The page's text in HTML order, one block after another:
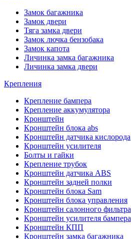
Замок багажника
Замок двери
Тяга замка двери
Замок лючка бензобака
Замок капота
Личинка замка багажника
Личинка замка двери
Крепления
Крепление бампера
Крепление аккумулятора
Кронштейн
Кронштейн блока abs
Кронштейн датчика кислорода
Кронштейн усилителя
Болты и гайки
Крепление трубок
Кронштейн датчика ABS
Кронштейн задней полки
Кронштейн блока Sam
Кронштейн блока управления
Кронштейн салонного фильтра
Кронштейн усилителя бампера
Кронштейн КПП
Кронштейн замка багажника